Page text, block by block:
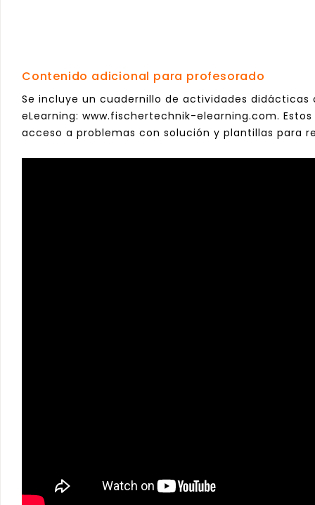
Contenido adicional para profesorado
Se incluye un cuadernillo de actividades
eLearning: www.fischertechnik-elearning.com.
acceso a problemas con solución y plantillas para